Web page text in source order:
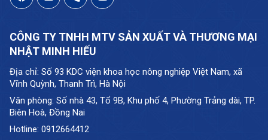
CÔNG TY TNHH MTV SẢN XUẤT VÀ THƯƠNG MẠI
NHẬT MINH HIẾU
Địa chỉ: Số 93 KDC viện khoa học nông nghiệp Việt Nam, xã
Vĩnh Quỳnh, Thanh Trì, Hà Nội
Văn phòng: Số nhà 43, Tổ 9B, Khu phố 4, Phường Trảng dài, TP.
Biên Hoà, Đồng Nai
Hotline: 0912664412